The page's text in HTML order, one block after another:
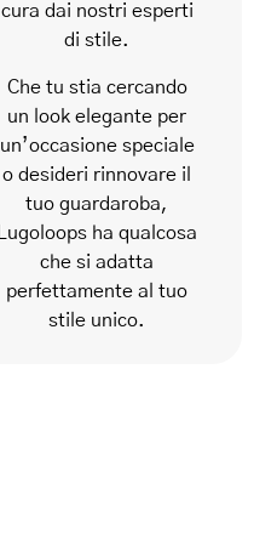
cura dai nostri esperti
di stile.
Che tu stia cercando
un look elegante per
un’occasione speciale
o desideri rinnovare il
tuo guardaroba,
Lugoloops ha qualcosa
che si adatta
perfettamente al tuo
stile unico.